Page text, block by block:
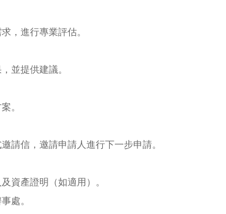
，進行專業評估。
並提供建議。
。
請信，邀請申請人進行下一步申請。
資產證明（如適用）。
處。